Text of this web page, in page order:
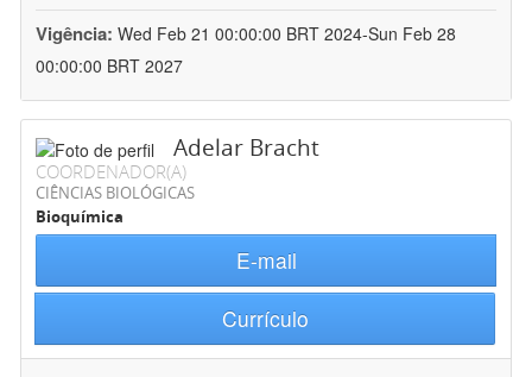
Vigência: Wed Feb 21 00:00:00 BRT 2024-Sun Feb 28
00:00:00 BRT 2027
Adelar Bracht
COORDENADOR(A)
CIÊNCIAS BIOLÓGICAS
Bioquímica
E-mail
Currículo